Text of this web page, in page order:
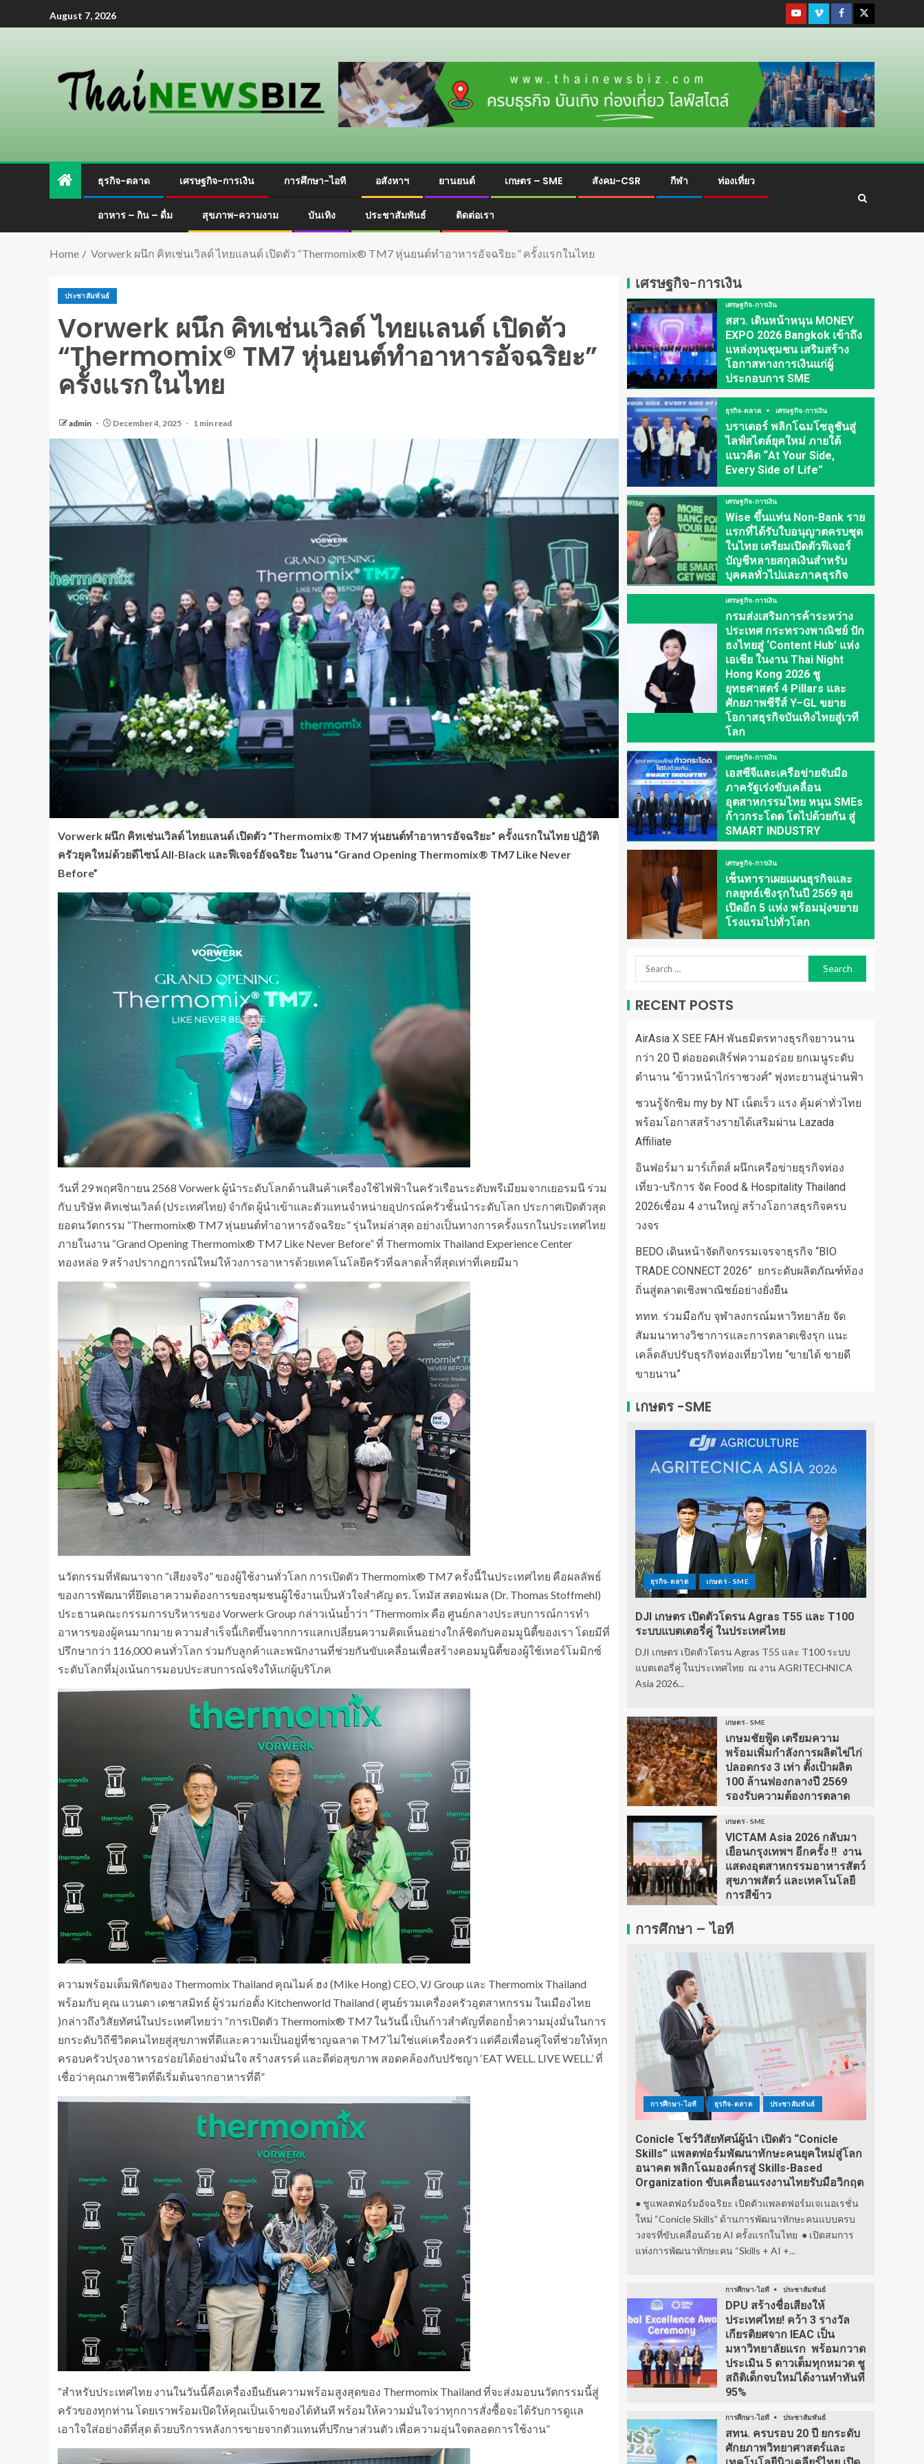
August 7, 2026
ธุรกิจ-ตลาด เศรษฐกิจ-การเงิน การศึกษา-ไอที อสังหาฯ ยานยนต์ เกษตร – SME สังคม-CSR กีฬา ท่องเที่ยว
อาหาร – กิน – ดื่ม สุขภาพ-ความงาม บันเทิง ประชาสัมพันธ์ ติดต่อเรา
Home Vorwerk ผนึก คิทเช่นเวิลด์ ไทยแลนด์ เปิดตัว “Thermomix® TM7 หุ่นยนต์ทำอาหารอัจฉริยะ” ครั้งแรกในไทย
ประชาสัมพันธ์
Vorwerk ผนึก คิทเช่นเวิลด์ ไทยแลนด์ เปิดตัว
“Thermomix® TM7 หุ่นยนต์ทำอาหารอัจฉริยะ”
ครั้งแรกในไทย
admin December 4, 2025 1 min read
Vorwerk ผนึก คิทเช่นเวิลด์ ไทยแลนด์ เปิดตัว “Thermomix® TM7 หุ่นยนต์ทำอาหารอัจฉริยะ” ครั้งแรกในไทย ปฏิวัติ
ครัวยุคใหม่ด้วยดีไซน์All-Black และฟีเจอร์อัจฉริยะ ในงาน“Grand Opening Thermomix® TM7 Like Never
Before”
วันที่ 29 พฤศจิกายน 2568 Vorwerk ผู้นำระดับโลกด้านสินค้าเครื่องใช้ไฟฟ้าในครัวเรือนระดับพรีเมียมจากเยอรมนี ร่วม
กับ บริษัท คิทเช่นเวิลด์ (ประเทศไทย) จำกัด ผู้นำเข้าและตัวแทนจำหน่ายอุปกรณ์ครัวชั้นนำระดับโลก ประกาศเปิดตัวสุด
ยอดนวัตกรรม “Thermomix® TM7 หุ่นยนต์ทำอาหารอัจฉริยะ” รุ่นใหม่ล่าสุด อย่างเป็นทางการครั้งแรกในประเทศไทย
ภายในงาน “Grand Opening Thermomix® TM7 Like Never Before” ที่ Thermomix Thailand Experience Center
ทองหล่อ 9 สร้างปรากฏการณ์ใหม่ให้วงการอาหารด้วยเทคโนโลยีครัวที่ฉลาดล้ำที่สุดเท่าที่เคยมีมา
นวัตกรรมที่พัฒนาจาก “เสียงจริง” ของผู้ใช้งานทั่วโลก การเปิดตัว Thermomix® TM7 ครั้งนี้ในประเทศไทย คือผลลัพธ์
ของการพัฒนาที่ยึดเอาความต้องการของชุมชนผู้ใช้งานเป็นหัวใจสำคัญ ดร. โทมัส สตอฟเมล (Dr. Thomas Stoffmehl)
ประธานคณะกรรมการบริหารของ Vorwerk Group กล่าวเน้นย้ำว่า “Thermomix คือ ศูนย์กลางประสบการณ์การทำ
อาหารของผู้คนมากมาย ความสำเร็จนี้เกิดขึ้นจากการแลกเปลี่ยนความคิดเห็นอย่างใกล้ชิดกับคอมมูนิตี้ของเรา โดยมีที่
ปรึกษากว่า 116,000 คนทั่วโลก ร่วมกับลูกค้าและพนักงานที่ช่วยกันขับเคลื่อนเพื่อสร้างคอมมูนิตี้ของผู้ใช้เทอร์โมมิกซ์
ระดับโลกที่มุ่งเน้นการมอบประสบการณ์จริงให้แก่ผู้บริโภค
ความพร้อมเต็มพิกัดของ Thermomix Thailand คุณไมค์ ฮง (Mike Hong) CEO, VJ Group และ Thermomix Thailand
พร้อมกับ คุณ แวนดา เดชาสมิทธ์ ผู้ร่วมก่อตั้ง Kitchenworld Thailand ( ศูนย์รวมเครื่องครัวอุตสาหกรรม ในเมืองไทย
)กล่าวถึงวิสัยทัศน์ในประเทศไทยว่า “การเปิดตัว Thermomix® TM7 ในวันนี้ เป็นก้าวสำคัญที่ตอกย้ำความมุ่งมั่นในการ
ยกระดับวิถีชีวิตคนไทยสู่สุขภาพที่ดีและความเป็นอยู่ที่ชาญฉลาด TM7 ไม่ใช่แค่เครื่องครัว แต่คือเพื่อนคู่ใจที่ช่วยให้ทุก
ครอบครัวปรุงอาหารอร่อยได้อย่างมั่นใจ สร้างสรรค์ และดีต่อสุขภาพ สอดคล้องกับปรัชญา ‘EAT WELL. LIVE WELL.’ ที่
เชื่อว่าคุณภาพชีวิตที่ดีเริ่มต้นจากอาหารที่ดี”
“สำหรับประเทศไทย งานในวันนี้คือเครื่องยืนยันความพร้อมสูงสุดของ Thermomix Thailand ที่จะส่งมอบนวัตกรรมนี้สู่
ครัวของทุกท่าน โดยเราพร้อมเปิดให้คุณเป็นเจ้าของได้ทันที พร้อมให้ความมั่นใจว่าทุกการสั่งซื้อจะได้รับการดูแล
เอาใจใส่อย่างดีที่สุด ด้วยบริการหลังการขายจากตัวแทนที่ปรึกษาส่วนตัว เพื่อความอุ่นใจตลอดการใช้งาน”
เศรษฐกิจ-การเงิน
เศรษฐกิจ-การเงิน
สสว. เดินหน้าหนุน MONEY
EXPO 2026 Bangkok เข้าถึง
แหล่งทุนชุมชน เสริมสร้าง
โอกาสทางการเงินแก่ผู้
ประกอบการ SME
ธุรกิจ-ตลาด เศรษฐกิจ-การเงิน
บราเดอร์ พลิกโฉมโซลูชันสู่
ไลฟ์สไตล์ยุคใหม่ ภายใต้
แนวคิด “At Your Side,
Every Side of Life”
เศรษฐกิจ-การเงิน
Wise ขึ้นแท่น Non-Bank ราย
แรกที่ได้รับใบอนุญาตครบชุด
ในไทย เตรียมเปิดตัวฟีเจอร์
บัญชีหลายสกุลเงินสำหรับ
บุคคลทั่วไปและภาคธุรกิจ
เศรษฐกิจ-การเงิน
กรมส่งเสริมการค้าระหว่าง
ประเทศ กระทรวงพาณิชย์ ปัก
ธงไทยสู่ ‘Content Hub’ แห่ง
เอเชีย ในงาน Thai Night
Hong Kong 2026 ชู
ยุทธศาสตร์ 4 Pillars และ
ศักยภาพซีรีส์ Y–GL ขยาย
โอกาสธุรกิจบันเทิงไทยสู่เวที
โลก
เศรษฐกิจ-การเงิน
เอสซีจีและเครือข่ายจับมือ
ภาครัฐเร่งขับเคลื่อน
อุตสาหกรรมไทย หนุน SMEs
ก้าวกระโดด โตไปด้วยกัน สู่
SMART INDUSTRY
เศรษฐกิจ-การเงิน
เซ็นทาราเผยแผนธุรกิจและ
กลยุทธ์เชิงรุกในปี 2569 ลุย
เปิดอีก 5 แห่ง พร้อมมุ่งขยาย
โรงแรมไปทั่วโลก
RECENT POSTS
AirAsia X SEE FAH พันธมิตรทางธุรกิจยาวนาน
กว่า 20 ปี ต่อยอดเสิร์ฟความอร่อย ยกเมนูระดับ
ตำนาน “ข้าวหน้าไก่ราชวงศ์” พุ่งทะยานสู่น่านฟ้า
ชวนรู้จักซิม my by NT เน็ตเร็ว แรง คุ้มค่าทั่วไทย
พร้อมโอกาสสร้างรายได้เสริมผ่าน Lazada
Affiliate
อินฟอร์มา มาร์เก็ตส์ ผนึกเครือข่ายธุรกิจท่อง
เที่ยว-บริการ จัด Food & Hospitality Thailand
2026เชื่อม 4 งานใหญ่ สร้างโอกาสธุรกิจครบ
วงจร
BEDO เดินหน้าจัดกิจกรรมเจรจาธุรกิจ “BIO
TRADE CONNECT 2026” ยกระดับผลิตภัณฑ์ท้อง
ถิ่นสู่ตลาดเชิงพาณิชย์อย่างยั่งยืน
ททท. ร่วมมือกับ จุฬาลงกรณ์มหาวิทยาลัย จัด
สัมมนาทางวิชาการและการตลาดเชิงรุก แนะ
เคล็ดลับปรับธุรกิจท่องเที่ยวไทย “ขายได้ ขายดี
ขายนาน”
เกษตร -SME
ธุรกิจ-ตลาด เกษตร - SME
DJI เกษตร เปิดตัวโดรน Agras T55 และ T100
ระบบแบตเตอรี่คู่ ในประเทศไทย
DJI เกษตร เปิดตัวโดรน Agras T55 และ T100 ระบบ
แบตเตอรี่คู่ ในประเทศไทย ณ งาน AGRITECHNICA
Asia 2026...
เกษตร - SME
เกษมชัยฟู้ด เตรียมความ
พร้อมเพิ่มกำลังการผลิตไข่ไก่
ปลอดกรง 3 เท่า ตั้งเป้าผลิต
100 ล้านฟองกลางปี 2569
รองรับความต้องการตลาด
เกษตร - SME
VICTAM Asia 2026 กลับมา
เยือนกรุงเทพฯ อีกครั้ง !! งาน
แสดงอุตสาหกรรมอาหารสัตว์
สุขภาพสัตว์ และเทคโนโลยี
การสีข้าว
การศึกษา – ไอที
การศึกษา-ไอที ธุรกิจ-ตลาด ประชาสัมพันธ์
Conicle โชว์วิสัยทัศน์ผู้นำ เปิดตัว “Conicle
Skills” แพลตฟอร์มพัฒนาทักษะคนยุคใหม่สู่โลก
อนาคต พลิกโฉมองค์กรสู่ Skills-Based
Organization ขับเคลื่อนแรงงานไทยรับมือวิกฤต
● ชูแพลตฟอร์มอัจฉริยะ เปิดตัวแพลตฟอร์มเจเนอเรชั่น
ใหม่ “Conicle Skills” ด้านการพัฒนาทักษะคนแบบครบ
วงจรที่ขับเคลื่อนด้วย AI ครั้งแรกในไทย ● เปิดสมการ
แห่งการพัฒนาทักษะคน “Skills + AI +...
การศึกษา-ไอที ประชาสัมพันธ์
DPU สร้างชื่อเสียงให้
ประเทศไทย! คว้า 3 รางวัล
เกียรติยศจาก IEAC เป็น
มหาวิทยาลัยแรก พร้อมกวาด
ประเมิน 5 ดาวเต็มทุกหมวด ชู
สถิติเด็กจบใหม่ได้งานทำทันที
95%
การศึกษา-ไอที ประชาสัมพันธ์
สทน. ครบรอบ 20 ปี ยกระดับ
ศักยภาพวิทยาศาสตร์และ